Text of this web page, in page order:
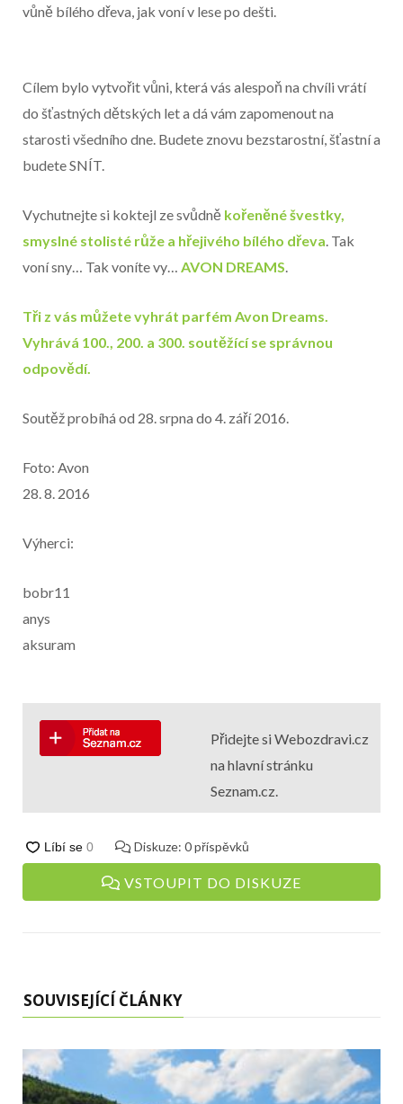
vůně bílého dřeva, jak voní v lese po dešti.
Cílem bylo vytvořit vůni, která vás alespoň na chvíli vrátí
do šťastných dětských let a dá vám zapomenout na
starosti všedního dne. Budete znovu bezstarostní, šťastní a
budete SNÍT.
Vychutnejte si koktejl ze svůdně kořeněné švestky,
smyslné stolisté růže a hřejivého bílého dřeva. Tak
voní sny… Tak voníte vy… AVON DREAMS.
Tři z vás můžete vyhrát parfém Avon Dreams.
Vyhrává 100., 200. a 300. soutěžící se správnou
odpovědí.
Soutěž probíhá od 28. srpna do 4. září 2016.
Foto: Avon
28. 8. 2016
Výherci:
bobr11
anys
aksuram
Přidejte si Webozdravi.cz
na hlavní stránku
Seznam.cz.
Diskuze: 0příspěvků
VSTOUPIT DO DISKUZE
SOUVISEJÍCÍ ČLÁNKY